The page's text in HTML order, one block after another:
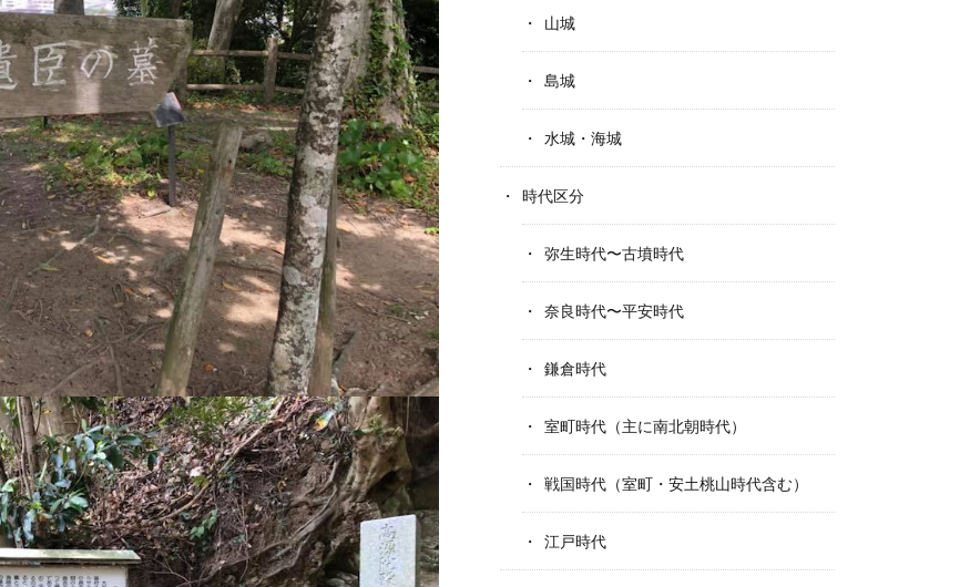
山城
島城
水城・海城
時代区分
弥生時代〜古墳時代
奈良時代〜平安時代
鎌倉時代
室町時代（主に南北朝時代）
戦国時代（室町・安土桃山時代含む）
江戸時代